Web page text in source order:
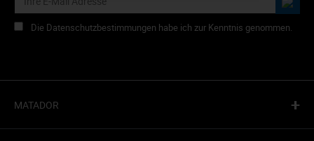
Die Datenschutzbestimmungen habe ich zur Kenntnis genommen.
MATADOR +